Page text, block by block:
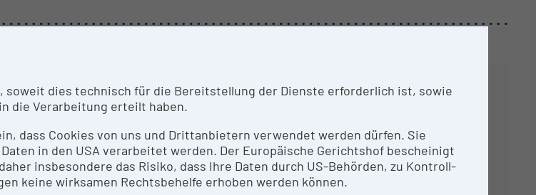
verhindern die Anzeige der Diagramme.
soweit dies technisch für die Bereitstellung der Dienste erforderlich ist, sowie
die Verarbeitung erteilt haben.
dass Cookies von uns und Drittanbietern verwendet werden dürfen. Sie
in den USA verarbeitet werden. Der Europäische Gerichtshof bescheinigt
insbesondere das Risiko, dass Ihre Daten durch US-Behörden, zu Kontroll-
keine wirksamen Rechtsbehelfe erhoben werden können.